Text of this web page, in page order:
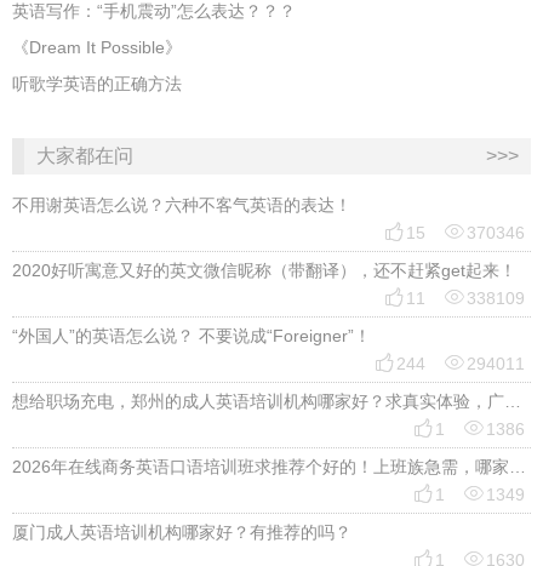
英语写作：“手机震动”怎么表达？？？
《Dream It Possible》
听歌学英语的正确方法
大家都在问 >>>
不用谢英语怎么说？六种不客气英语的表达！
 15 370346
2020好听寓意又好的英文微信昵称（带翻译），还不赶紧get起来！
 11 338109
“外国人”的英语怎么说？ 不要说成“Foreigner”！
 244 294011
想给职场充电，郑州的成人英语培训机构哪家好？求真实体验，广告勿扰，感谢！
 1 1386
2026年在线商务英语口语培训班求推荐个好的！上班族急需，哪家好？
 1 1349
厦门成人英语培训机构哪家好？有推荐的吗？
 1 1630